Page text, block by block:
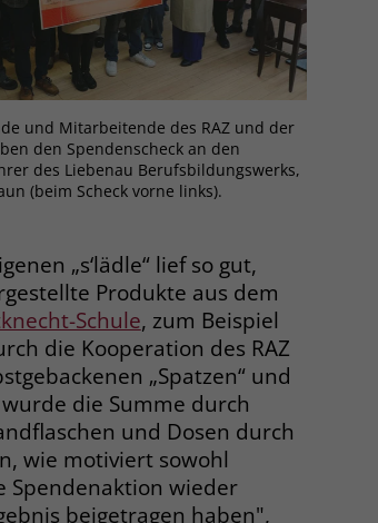
und Mitarbeitende des RAZ und der
den Spendenscheck an den
des Liebenau Berufsbildungswerks,
(beim Scheck vorne links).
„s‘lädle“ lief so gut,
Produkte aus dem
Schule, zum Beispiel
die Kooperation des RAZ
„Spatzen“ und
die Summe durch
und Dosen durch
wie motiviert sowohl
Spendenaktion wieder
beigetragen haben",
bei allen
zum
mit
um die
speichern